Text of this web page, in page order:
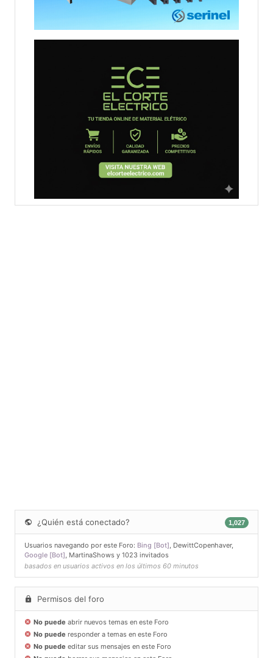
¿Quién está conectado? 1,027
Usuarios navegando por este Foro: Bing [Bot], DewittCopenhaver,
Google [Bot], MartinaShows y 1023 invitados
basados en usuarios activos en los últimos 60 minutos
Permisos del foro
No puede abrir nuevos temas en este Foro
No puede responder a temas en este Foro
No puede editar sus mensajes en este Foro